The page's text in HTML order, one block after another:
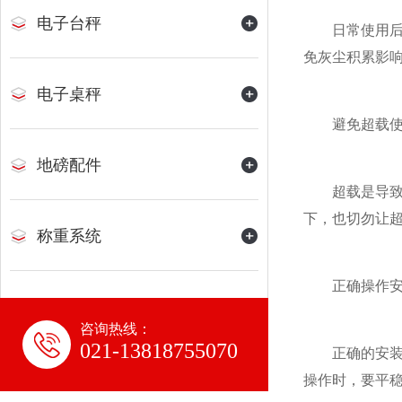
电子台秤
电子桌秤
地磅配件
称重系统
咨询热线：
021-13818755070
日常使用后
免灰尘积累影
避免超载
超载是导致
下，也切勿让
正确操作
正确的安装
操作时，要平